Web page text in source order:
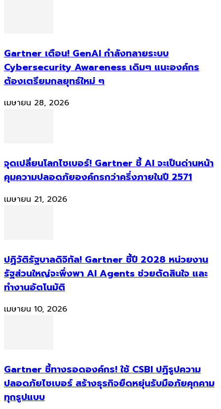
Gartner เตือน! GenAI กำลังทลายระบบ
Cybersecurity Awareness เดิมๆ แนะองค์กร
ต้องเตรียมกลยุทธ์ใหม่ ๆ
เมษายน 28, 2026
จุดเปลี่ยนโลกไซเบอร์! Gartner ชี้ AI จะเป็นด่านหน้า
คุมความปลอดภัยองค์กรกว่าครึ่งภายในปี 2571
เมษายน 21, 2026
ปฏิวัติรัฐบาลดิจิทัล! Gartner ชี้ปี 2028 หน่วยงาน
รัฐส่วนใหญ่จะพึ่งพา AI Agents ช่วยตัดสินใจ และ
ทำงานอัตโนมัติ
เมษายน 10, 2026
Gartner ชี้ทางรอดองค์กร! ใช้ CSBI ปฏิรูปความ
ปลอดภัยไซเบอร์ สร้างธุรกิจยืดหยุ่นรับมือภัยคุกคาม
ทุกรูปแบบ